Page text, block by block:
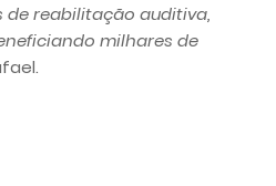
reabilitação auditiva,
milhares de